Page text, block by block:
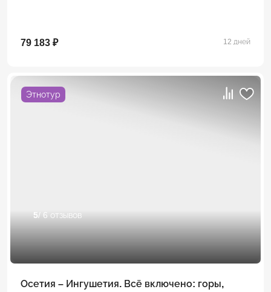
79 183 ₽ 12 дней
Этнотур
5/ 6 отзывов
Осетия – Ингушетия. Всё включено: горы,